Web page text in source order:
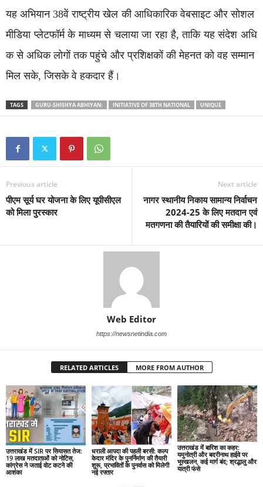
यह अभियान 38वें राष्ट्रीय खेल की आधिकारिक वेबसाइट और सोशल
मीडिया प्लेटफॉर्म के माध्यम से चलाया जा रहा है, ताकि यह संदेश अधि
क से अधिक लोगों तक पहुंचे और प्रशिक्षकों की मेहनत को वह सम्मान
मिल सके, जिसके वे हकदार हैं।
TAGS GURU-SHISHYA ABHIYAN: INITIATIVE OF 38TH NATIONAL UNIQUE
Previous article
पीएम सूर्य घर योजना के लिए यूपीसीएल
को मिला पुरस्कार
Next article
नागर स्थानीय निकाय सामान्य निर्वाचन
2024-25 के लिए मतदान एवं
मतगणना की तैयारियों की समीक्षा की।
Web Editor
https://newsnetindia.com
RELATED ARTICLES MORE FROM AUTHOR
उत्तराखंड में SIR पर सियासत तेज:
19 लाख मतदाताओं को नोटिस,
कांग्रेस ने जताई वोट कटने की
आशंका
धराली आपदा की पहली बरसी: कल्प
केदार मंदिर के पुनर्निर्माण की तैयारी
शुरू, प्रभावितों के पुनर्वास को मिलेगी
नई रफ्तार
उत्तराखंड में बारिश का कहर:
यमुनोत्री और बदरीनाथ हाईवे पर
भूस्खलन, कई मार्ग बंद; श्रद्धालु और
यात्री फंसे